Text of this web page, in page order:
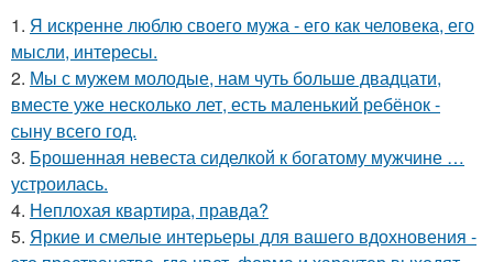
1. Я искренне люблю своего мужа - его как человека, его
мысли, интересы.
2. Мы с мужем молодые, нам чуть больше двадцати,
вместе уже несколько лет, есть маленький ребёнок -
сыну всего год.
3. Брошенная невеста сиделкой к богатому мужчине …
устроилась.
4. Неплохая квартира, правда?
5. Яркие и смелые интерьеры для вашего вдохновения -